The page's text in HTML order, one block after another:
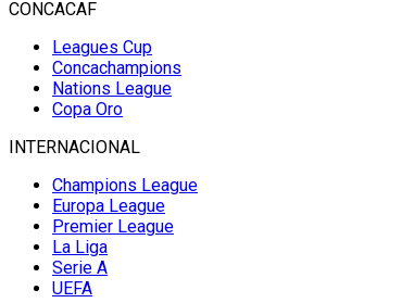
CONCACAF
Leagues Cup
Concachampions
Nations League
Copa Oro
INTERNACIONAL
Champions League
Europa League
Premier League
La Liga
Serie A
UEFA